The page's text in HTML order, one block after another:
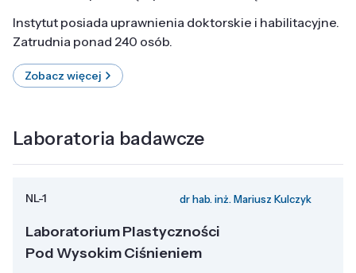
Instytut posiada uprawnienia doktorskie i habilitacyjne.
Zatrudnia ponad 240 osób.
Zobacz więcej
Laboratoria badawcze
NL-1 dr hab. inż. Mariusz Kulczyk
Laboratorium Plastyczności
Pod Wysokim Ciśnieniem